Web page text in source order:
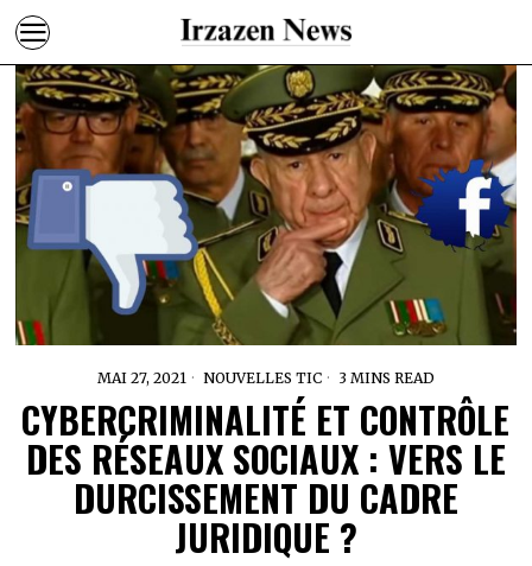
MAI 27, 2021 NOUVELLES TIC 3 MINS READ
CYBERCRIMINALITÉ ET CONTRÔLE
DES RÉSEAUX SOCIAUX : VERS LE
DURCISSEMENT DU CADRE
JURIDIQUE ?